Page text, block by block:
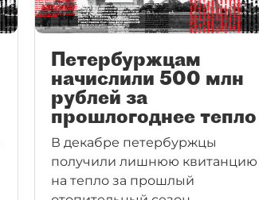
Петербуржцам
начислили 500 млн
рублей за
прошлогоднее тепло
В декабре петербуржцы
получили лишнюю квитанцию
на тепло за прошлый